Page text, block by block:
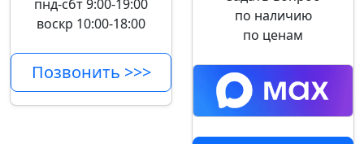
пнд-сбт 9:00-19:00
воскр 10:00-18:00
Позвонить >>>
по наличию
по ценам